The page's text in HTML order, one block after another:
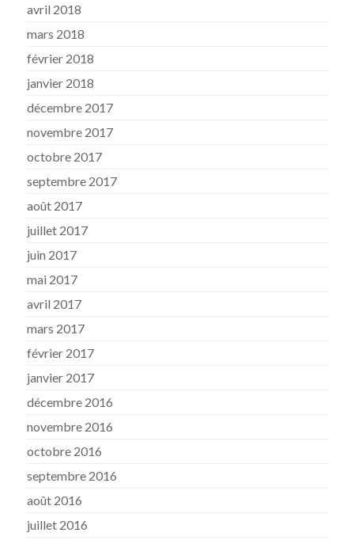
avril 2018
mars 2018
février 2018
janvier 2018
décembre 2017
novembre 2017
octobre 2017
septembre 2017
août 2017
juillet 2017
juin 2017
mai 2017
avril 2017
mars 2017
février 2017
janvier 2017
décembre 2016
novembre 2016
octobre 2016
septembre 2016
août 2016
juillet 2016